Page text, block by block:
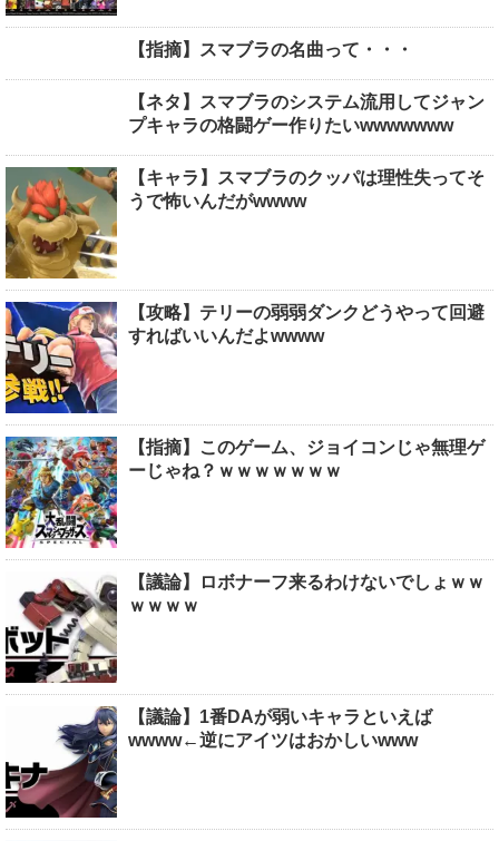
【指摘】スマブラの名曲って・・・
【ネタ】スマブラのシステム流用してジャン
プキャラの格闘ゲー作りたいwwwwwww
【キャラ】スマブラのクッパは理性失ってそ
うで怖いんだがwwww
【攻略】テリーの弱弱ダンクどうやって回避
すればいいんだよwwww
【指摘】このゲーム、ジョイコンじゃ無理ゲ
ーじゃね？ｗｗｗｗｗｗｗ
【議論】ロボナーフ来るわけないでしょｗｗ
ｗｗｗｗ
【議論】1番DAが弱いキャラといえば
wwww←逆にアイツはおかしいwww